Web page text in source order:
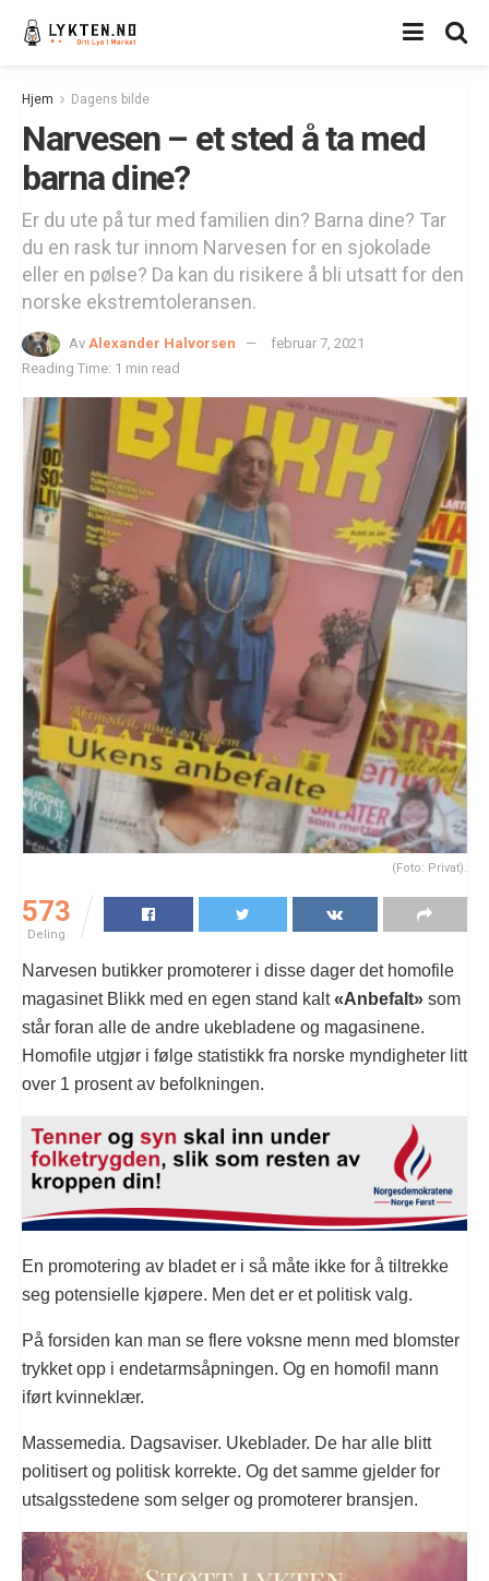
Hjem Dagens bilde
Narvesen – et sted å ta med
barna dine?
Er du ute på tur med familien din? Barna dine? Tar
du en rask tur innom Narvesen for en sjokolade
eller en pølse? Da kan du risikere å bli utsatt for den
norske ekstremtoleransen.
Av Alexander Halvorsen
februar 7, 2021
Reading Time: 1 min read
(Foto: Privat).
573
Deling
Narvesen butikker promoterer i disse dager det homofile
magasinet Blikk med en egen stand kalt«Anbefalt» som
står foran alle de andre ukebladene og magasinene.
Homofile utgjør i følge statistikk fra norske myndigheter litt
over 1 prosent av befolkningen.
En promotering av bladet er i så måte ikke for å tiltrekke
seg potensielle kjøpere. Men det er et politisk valg.
På forsiden kan man se flere voksne menn med blomster
trykket opp i endetarmsåpningen. Og en homofil mann
iført kvinneklær.
Massemedia. Dagsaviser. Ukeblader. De har alle blitt
politisert og politisk korrekte. Og det samme gjelder for
utsalgsstedene som selger og promoterer bransjen.